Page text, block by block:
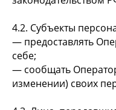
4.2. Субъекты
— предоставлять
себе;
— сообщать
изменении) своих